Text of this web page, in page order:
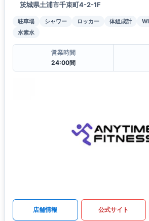
茨城県土浦市千束町4-2-1F
駐車場 シャワー ロッカー 体組成計
水素水
営業時間
24:00間
店舗情報 公式サイト